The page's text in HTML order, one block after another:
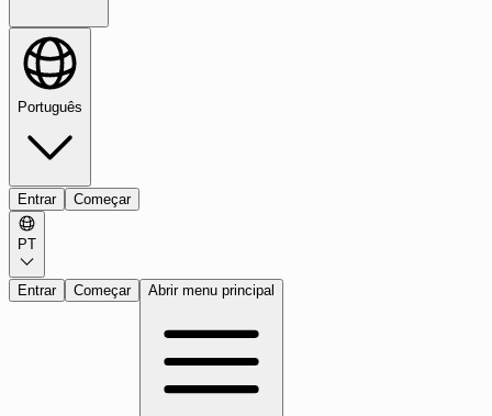
Português
Entrar Começar
PT
Entrar Começar Abrir menu principal